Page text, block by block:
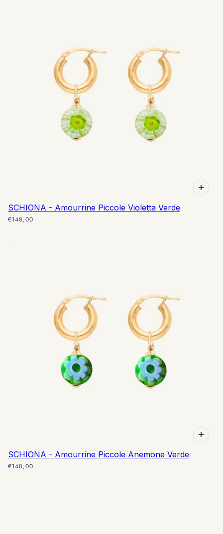
SCHIONA - Amourrine Piccole Violetta Verde
€148,00
SCHIONA - Amourrine Piccole Anemone Verde
€148,00